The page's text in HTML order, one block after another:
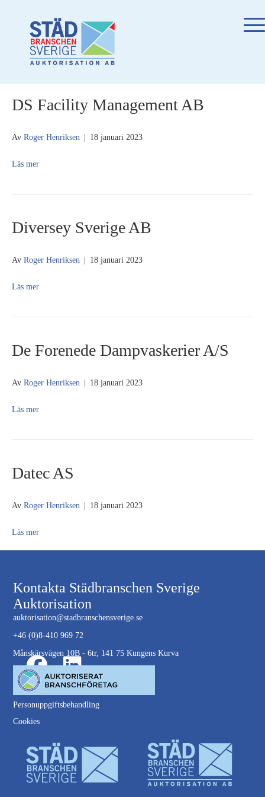
DS Facility Management AB
Av Roger Henriksen 18 januari 2023
Läs mer
Diversey Sverige AB
Av Roger Henriksen 18 januari 2023
Läs mer
De Forenede Dampvaskerier A/S
Av Roger Henriksen 18 januari 2023
Läs mer
Datec AS
Av Roger Henriksen 18 januari 2023
Läs mer
Kontakta Städbranschen Sverige
Auktorisation
auktorisation@stadbranschensverige.se
+46 (0)8-410 969 72
Månskärsvägen 10B - 6tr, 141 75 Kungens Kurva
Personuppgiftsbehandling
Cookies